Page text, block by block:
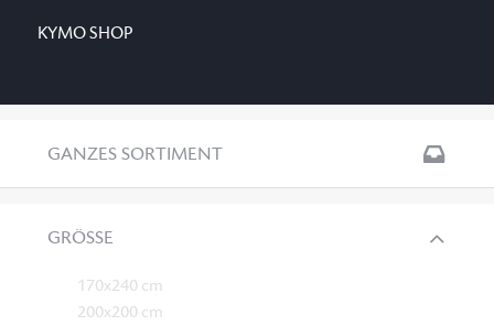
KYMO SHOP
GANZES SORTIMENT
GRÖSSE
170x240 cm
200x200 cm